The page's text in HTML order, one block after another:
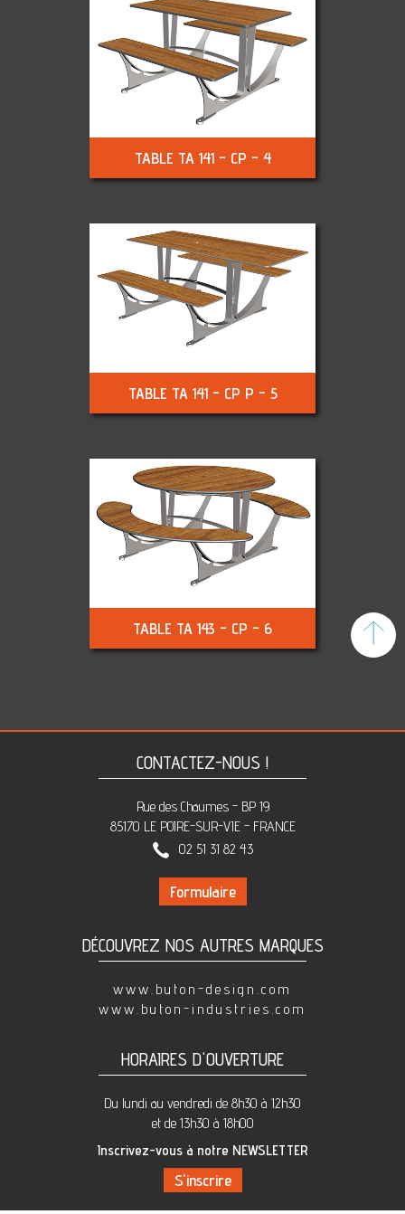
TABLE TA 141 - CP - 4
TABLE TA 141 - CP P - 5
TABLE TA 143 - CP - 6
CONTACTEZ-NOUS !
Rue des Chaumes - BP 19
85170 LE POIRE-SUR-VIE - FRANCE
02 51 31 82 43
Formulaire
DÉCOUVREZ NOS AUTRES MARQUES
www.buton-design.com
www.buton-industries.com
HORAIRES D'OUVERTURE
Du lundi au vendredi de 8h30 à 12h30
et de 13h30 à 18h00
Inscrivez-vous à notre NEWSLETTER